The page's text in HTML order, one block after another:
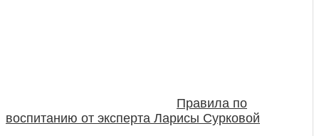
Правила по
воспитанию от эксперта Ларисы Сурковой